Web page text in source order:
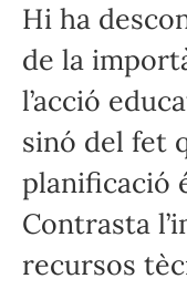
Hi ha
de la
l’acció
sinó del fet
planificació
Contrasta
recursos